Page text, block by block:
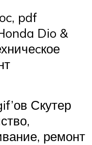
pdf
Dio &
Скутер
ремонт